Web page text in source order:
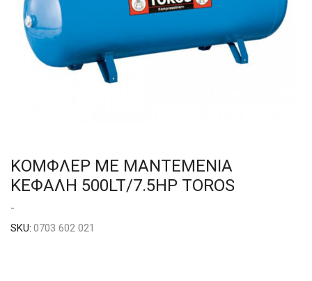
ΚΟΜΦΛΕΡ ΜΕ ΜΑΝΤΕΜΕΝΙΑ
ΚΕΦΑΛΗ 500LT/7.5HP TOROS
-
SKU: 0703 602 021